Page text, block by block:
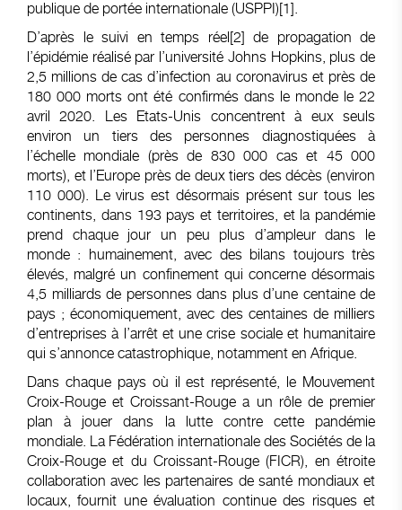
publique de portée internationale (USPPI)[1].
D’après le suivi en temps réel[2] de propagation de
l’épidémie réalisé par l’université Johns Hopkins, plus de
2,5 millions de cas d’infection au coronavirus et près de
180 000 morts ont été confirmés dans le monde le 22
avril 2020. Les Etats-Unis concentrent à eux seuls
environ un tiers des personnes diagnostiquées à
l’échelle mondiale (près de 830 000 cas et 45 000
morts), et l’Europe près de deux tiers des décès (environ
110 000). Le virus est désormais présent sur tous les
continents, dans 193 pays et territoires, et la pandémie
prend chaque jour un peu plus d’ampleur dans le
monde : humainement, avec des bilans toujours très
élevés, malgré un confinement qui concerne désormais
4,5 milliards de personnes dans plus d’une centaine de
pays ; économiquement, avec des centaines de milliers
d’entreprises à l’arrêt et une crise sociale et humanitaire
qui s’annonce catastrophique, notamment en Afrique.
Dans chaque pays où il est représenté, le Mouvement
Croix-Rouge et Croissant-Rouge a un rôle de premier
plan à jouer dans la lutte contre cette pandémie
mondiale. La Fédération internationale des Sociétés de la
Croix-Rouge et du Croissant-Rouge (FICR), en étroite
collaboration avec les partenaires de santé mondiaux et
locaux, fournit une évaluation continue des risques et